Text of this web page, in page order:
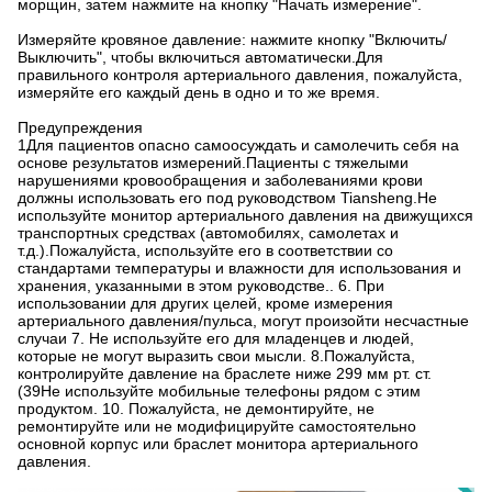
морщин, затем нажмите на кнопку "Начать измерение".
Измеряйте кровяное давление: нажмите кнопку "Включить/
Выключить", чтобы включиться автоматически.Для
правильного контроля артериального давления, пожалуйста,
измеряйте его каждый день в одно и то же время.
Предупреждения
1Для пациентов опасно самоосуждать и самолечить себя на
основе результатов измерений.Пациенты с тяжелыми
нарушениями кровообращения и заболеваниями крови
должны использовать его под руководством Tiansheng.Не
используйте монитор артериального давления на движущихся
транспортных средствах (автомобилях, самолетах и
т.д.).Пожалуйста, используйте его в соответствии со
стандартами температуры и влажности для использования и
хранения, указанными в этом руководстве.. 6. При
использовании для других целей, кроме измерения
артериального давления/пульса, могут произойти несчастные
случаи 7. Не используйте его для младенцев и людей,
которые не могут выразить свои мысли. 8.Пожалуйста,
контролируйте давление на браслете ниже 299 мм рт. ст.
(39Не используйте мобильные телефоны рядом с этим
продуктом. 10. Пожалуйста, не демонтируйте, не
ремонтируйте или не модифицируйте самостоятельно
основной корпус или браслет монитора артериального
давления.